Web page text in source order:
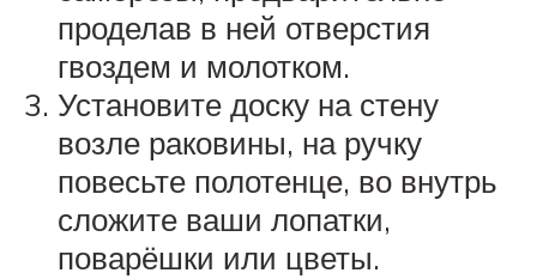
проделав в ней отверстия
гвоздем и молотком.
Установите доску на стену
возле раковины, на ручку
повесьте полотенце, во внутрь
сложите ваши лопатки,
поварёшки или цветы.